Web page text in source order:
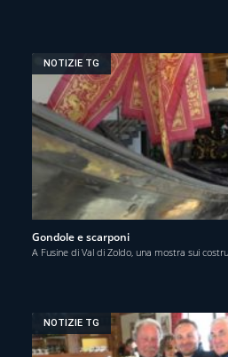
NOTIZIE TG
Gondole e scarponi
A Fusine di Val di Zoldo, una mostra sui
NOTIZIE TG